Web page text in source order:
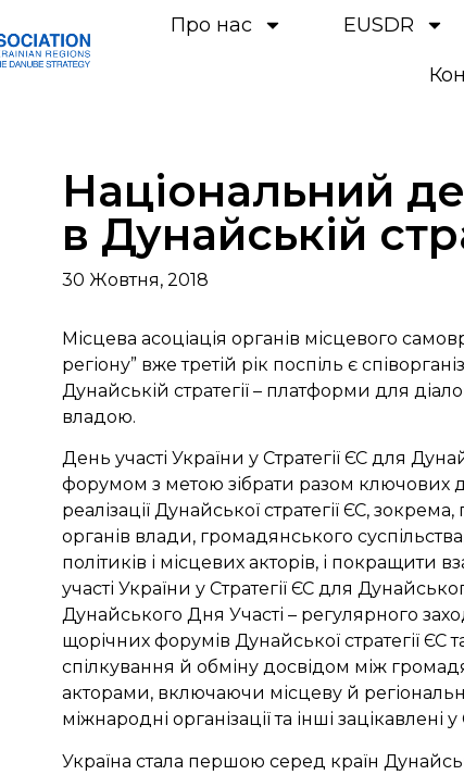
Про нас EUSDR
Національний
в Дунайській
30 Жовтня, 2018
Місцева асоціація органів місцевого
регіону” вже третій рік поспіль є
Дунайській стратегії – платформи для
владою.
День участі України у Стратегії ЄС для
форумом з метою зібрати разом ключових
реалізації Дунайської стратегії ЄС,
органів влади, громадянського
політиків і місцевих акторів, і
участі України у Стратегії ЄС для
Дунайського Дня Участі – регулярного
щорічних форумів Дунайської стратегії
спілкування й обміну досвідом між
акторами, включаючи місцеву й
міжнародні організації та інші зацікавлені
Україна стала першою серед країн